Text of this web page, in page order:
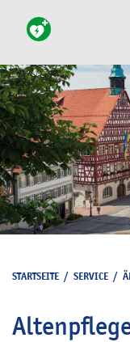
STARTSEITE / SERVICE /